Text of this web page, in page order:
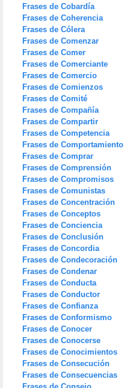
Frases de Cobardía
Frases de Coherencia
Frases de Cólera
Frases de Comenzar
Frases de Comer
Frases de Comerciante
Frases de Comercio
Frases de Comienzos
Frases de Comité
Frases de Compañía
Frases de Compartir
Frases de Competencia
Frases de Comportamiento
Frases de Comprar
Frases de Comprensión
Frases de Compromisos
Frases de Comunistas
Frases de Concentración
Frases de Conceptos
Frases de Conciencia
Frases de Conclusión
Frases de Concordia
Frases de Condecoración
Frases de Condenar
Frases de Conducta
Frases de Conductor
Frases de Confianza
Frases de Conformismo
Frases de Conocer
Frases de Conocerse
Frases de Conocimientos
Frases de Consecución
Frases de Consecuencias